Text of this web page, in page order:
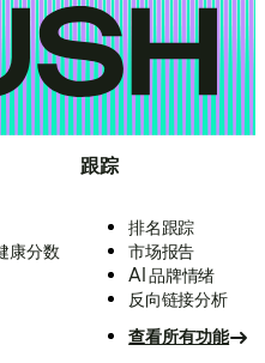
康分数
跟踪
排名跟踪
市场报告
AI 品牌情绪
反向链接分析
查看所有功能